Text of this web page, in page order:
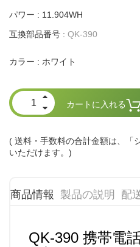
パワー : 11.904WH
互換部品番号 : QK-390
カラー : ホワイト
カートに入れる
( 送料・手数料の合計金額は、「
いただけます。)
商品情報 製品の説明 配
QK-390 携帯電